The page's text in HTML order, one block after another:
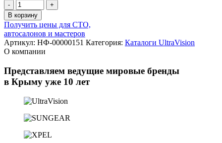
-
+
В корзину
Получить цены для СТО,
автосалонов и мастеров
Артикул: НФ-00000151 Категория: Каталоги UltraVision
О компании
Представляем ведущие мировые бренды
в Крыму уже 10 лет